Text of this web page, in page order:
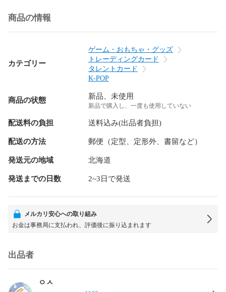
商品の情報
カテゴリー
ゲーム・おもちゃ・グッズ
トレーディングカード
タレントカード
K-POP
商品の状態 新品、未使用
新品で購入し、一度も使用していない
配送料の負担 送料込み(出品者負担)
配送の方法 郵便（定型、定形外、書留など）
発送元の地域 北海道
発送までの日数 2~3日で発送
メルカリ安心への取り組み
お金は事務局に支払われ、評価後に振り込まれます
出品者
ㅇㅅ